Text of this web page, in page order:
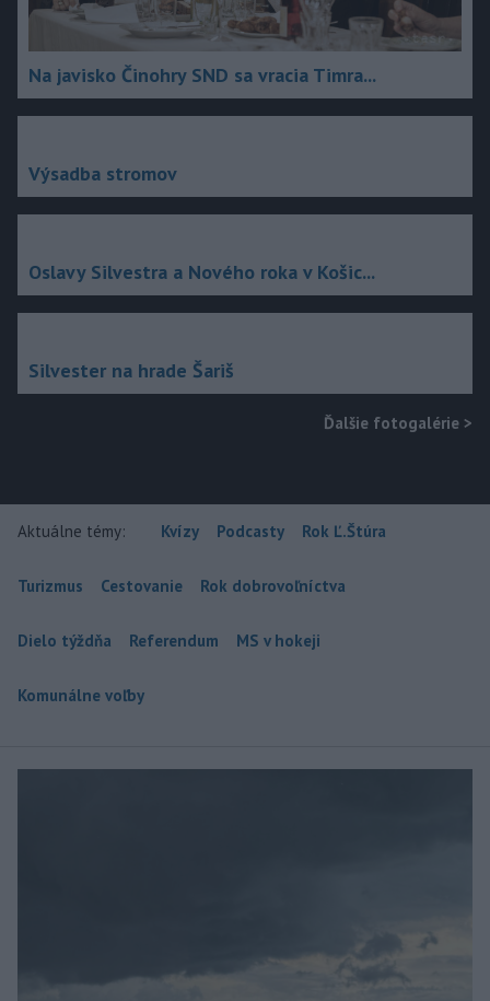
Na javisko Činohry SND sa vracia Timra...
Výsadba stromov
Oslavy Silvestra a Nového roka v Košic...
Silvester na hrade Šariš
Ďalšie fotogalérie >
Aktuálne témy: Kvízy Podcasty Rok Ľ.Štúra
Turizmus Cestovanie Rok dobrovoľníctva
Dielo týždňa Referendum MS v hokeji
Komunálne voľby